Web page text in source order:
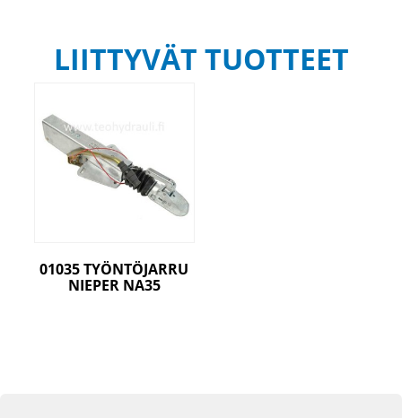
LIITTYVÄT TUOTTEET
01035 TYÖNTÖJARRU
NIEPER NA35